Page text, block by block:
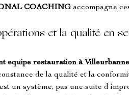
COACHING accompagne
et la qualité en
equipe restauration à Villeurbanne
de la qualité et la
un système, pas une suite d